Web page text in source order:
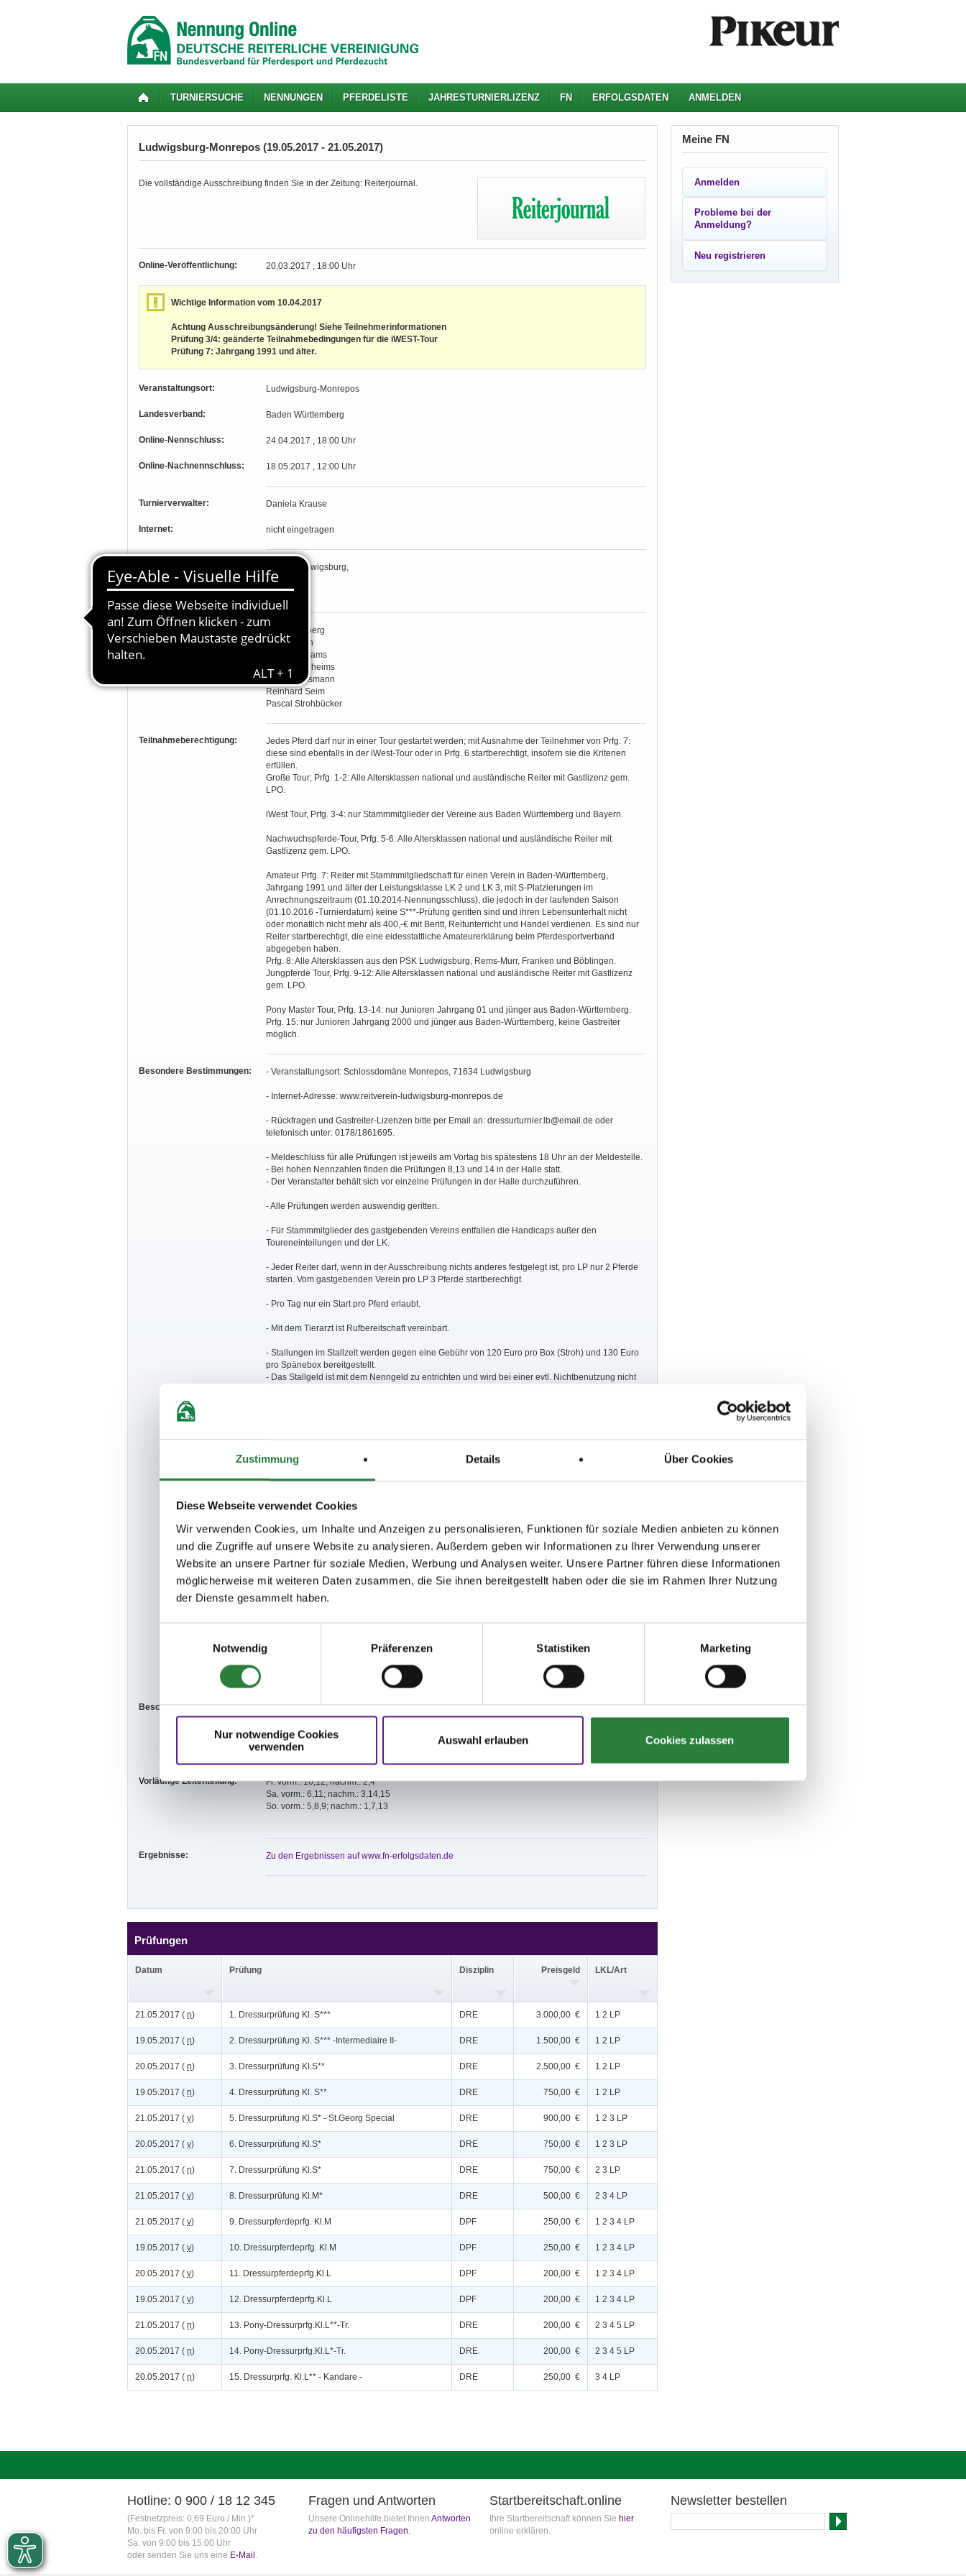
Zustimmung Details Über Cookies
Diese Webseite verwendet Cookies
Wir verwenden Cookies, um Inhalte und Anzeigen zu personalisieren, Funktionen für soziale Medien anbieten zu können
und die Zugriffe auf unsere Website zu analysieren. Außerdem geben wir Informationen zu Ihrer Verwendung unserer
Website an unsere Partner für soziale Medien, Werbung und Analysen weiter. Unsere Partner führen diese Informationen
möglicherweise mit weiteren Daten zusammen, die Sie ihnen bereitgestellt haben oder die sie im Rahmen Ihrer Nutzung
der Dienste gesammelt haben.
Notwendig
Präferenzen Statistiken Marketing
Nur notwendige Cookies
verwenden
Auswahl erlauben Cookies zulassen
TURNIERSUCHE NENNUNGEN PFERDELISTE JAHRESTURNIERLIZENZ FN ERFOLGSDATEN ANMELDEN
Ludwigsburg-Monrepos (19.05.2017 - 21.05.2017)
Die vollständige Ausschreibung finden Sie in der Zeitung: Reiterjournal.
Online-Veröffentlichung: 20.03.2017 , 18:00 Uhr
Wichtige Information vom 10.04.2017
Achtung Ausschreibungsänderung! Siehe Teilnehmerinformationen
Prüfung 3/4: geänderte Teilnahmebedingungen für die iWEST-Tour
Prüfung 7: Jahrgang 1991 und älter.
Veranstaltungsort: Ludwigsburg-Monrepos
Landesverband: Baden Württemberg
Online-Nennschluss: 24.04.2017 , 18:00 Uhr
Online-Nachnennschluss: 18.05.2017 , 12:00 Uhr
Turnierverwalter: Daniela Krause
Internet: nicht eingetragen
71634, Ludwigsburg,
Längengrad, Breitengrad -, -
Knut Danzberg
Horst Eulich
Andreas Grams
Peter Mannheims
Martin Rassmann
Reinhard Seim
Pascal Strohbücker
Teilnahmeberechtigung:
Jedes Pferd darf nur in einer Tour gestartet werden; mit Ausnahme der Teilnehmer von Prfg. 7:
diese sind ebenfalls in der iWest-Tour oder in Prfg. 6 startberechtigt, insofern sie die Kriterien
erfüllen.
Große Tour; Prfg. 1-2: Alle Altersklassen national und ausländische Reiter mit Gastlizenz gem.
LPO.
iWest Tour, Prfg. 3-4: nur Stammmitglieder der Vereine aus Baden Württemberg und Bayern.
Nachwuchspferde-Tour, Prfg. 5-6: Alle Altersklassen national und ausländische Reiter mit
Gastlizenz gem. LPO.
Amateur Prfg. 7: Reiter mit Stammmitgliedschaft für einen Verein in Baden-Württemberg,
Jahrgang 1991 und älter der Leistungsklasse LK 2 und LK 3, mit S-Platzierungen im
Anrechnungszeitraum (01.10.2014-Nennungsschluss), die jedoch in der laufenden Saison
(01.10.2016 -Turnierdatum) keine S***-Prüfung geritten sind und ihren Lebensunterhalt nicht
oder monatlich nicht mehr als 400,-€ mit Beritt, Reitunterricht und Handel verdienen. Es sind nur
Reiter startberechtigt, die eine eidesstattliche Amateurerklärung beim Pferdesportverband
abgegeben haben.
Prfg. 8: Alle Altersklassen aus den PSK Ludwigsburg, Rems-Murr, Franken und Böblingen.
Jungpferde Tour, Prfg. 9-12: Alle Altersklassen national und ausländische Reiter mit Gastlizenz
gem. LPO.
Pony Master Tour, Prfg. 13-14: nur Junioren Jahrgang 01 und jünger aus Baden-Württemberg.
Prfg. 15: nur Junioren Jahrgang 2000 und jünger aus Baden-Württemberg, keine Gastreiter
möglich.
Besondere Bestimmungen: - Veranstaltungsort: Schlossdomäne Monrepos, 71634 Ludwigsburg
- Internet-Adresse: www.reitverein-ludwigsburg-monrepos.de
- Rückfragen und Gastreiter-Lizenzen bitte per Email an: dressurturnier.lb@email.de oder
telefonisch unter: 0178/1861695.
- Meldeschluss für alle Prüfungen ist jeweils am Vortag bis spätestens 18 Uhr an der Meldestelle.
- Bei hohen Nennzahlen finden die Prüfungen 8,13 und 14 in der Halle statt.
- Der Veranstalter behält sich vor einzelne Prüfungen in der Halle durchzuführen.
- Alle Prüfungen werden auswendig geritten.
- Für Stammmitglieder des gastgebenden Vereins entfallen die Handicaps außer den
Toureneinteilungen und der LK.
- Jeder Reiter darf, wenn in der Ausschreibung nichts anderes festgelegt ist, pro LP nur 2 Pferde
starten. Vom gastgebenden Verein pro LP 3 Pferde startberechtigt.
- Pro Tag nur ein Start pro Pferd erlaubt.
- Mit dem Tierarzt ist Rufbereitschaft vereinbart.
- Stallungen im Stallzelt werden gegen eine Gebühr von 120 Euro pro Box (Stroh) und 130 Euro
pro Spänebox bereitgestellt.
- Das Stallgeld ist mit dem Nenngeld zu entrichten und wird bei einer evtl. Nichtbenutzung nicht
erhoben, diese müssen ebenfalls mit der Nennung reserviert und bezahlt werden. Ansonsten
erfolgt keine Reservierung eines Stromanschlusses.
- Hotels sind selbst zu buchen. 0 km: Schloßhotel Monrepos 07141/302543 (Sonderkonditionen
für Teilnehmer/innen, bitte anfragen); 2 km: Hotel Nestor 07141/970240 und Hotel Krauthof
07141/50880 und Hotel Rössle Freiberg 07141/27490; 3 km: Hotel Favorit 07141/90051; 7 km:
- Hunde sind auf dem gesamten Gelände an der Leine zu führen.
- Der Veranstalter haftet nicht für Unfälle von Reitern, Pferden oder Zuschauern, für Diebstahl
die Benutzung von Einrichtungen geschieht auf eigene Gefahr. Alle Besitzer und Teilnehmer sind
Beauftragten oder ihre Pferde verursacht werden.
Beschaffenheit der Plätze: Prüfungsplätze Außenplatz Sand/Textil 20x60 m, Halle Sand/Textil 20x60 m.
Vorbereitungsplätze Außenplatz Sand 40x60 m und Halle Sand/Textil 20x60 m
Vorläufige Zeitenteilung:
Fr. vorm.: 10,12; nachm.: 2,4
Sa. vorm.: 6,11; nachm.: 3,14,15
So. vorm.: 5,8,9; nachm.: 1,7,13
Ergebnisse: Zu den Ergebnissen auf www.fn-erfolgsdaten.de
Prüfungen
Datum Prüfung Disziplin Preisgeld LKL/Art
21.05.2017 ( n) 1. Dressurprüfung Kl. S*** DRE 3.000,00 € 1 2 LP
19.05.2017 ( n) 2. Dressurprüfung Kl. S*** -Intermediaire II- DRE 1.500,00 € 1 2 LP
20.05.2017 ( n) 3. Dressurprüfung Kl.S** DRE 2.500,00 € 1 2 LP
19.05.2017 ( n) 4. Dressurprüfung Kl. S** DRE 750,00 € 1 2 LP
21.05.2017 ( v) 5. Dressurprüfung Kl.S* - St.Georg Special DRE 900,00 € 1 2 3 LP
20.05.2017 ( v) 6. Dressurprüfung Kl.S* DRE 750,00 € 1 2 3 LP
21.05.2017 ( n) 7. Dressurprüfung Kl.S* DRE 750,00 € 2 3 LP
21.05.2017 ( v) 8. Dressurprüfung Kl.M* DRE 500,00 € 2 3 4 LP
21.05.2017 ( v) 9. Dressurpferdeprfg. Kl.M DPF 250,00 € 1 2 3 4 LP
19.05.2017 ( v) 10. Dressurpferdeprfg. Kl.M DPF 250,00 € 1 2 3 4 LP
20.05.2017 ( v) 11. Dressurpferdeprfg.Kl.L DPF 200,00 € 1 2 3 4 LP
19.05.2017 ( v) 12. Dressurpferdeprfg.Kl.L DPF 200,00 € 1 2 3 4 LP
21.05.2017 ( n) 13. Pony-Dressurprfg.Kl.L**-Tr. DRE 200,00 € 2 3 4 5 LP
20.05.2017 ( n) 14. Pony-Dressurprfg.Kl.L*-Tr. DRE 200,00 € 2 3 4 5 LP
20.05.2017 ( n) 15. Dressurprfg. Kl.L** - Kandare - DRE 250,00 € 3 4 LP
Meine FN
Anmelden
Probleme bei der
Anmeldung?
Neu registrieren
Hotline: 0 900 / 18 12 345
(Festnetzpreis: 0,69 Euro / Min.)*
Mo. bis Fr. von 9:00 bis 20:00 Uhr
Sa. von 9:00 bis 15:00 Uhr
oder senden Sie uns eine E-Mail .
Fragen und Antworten
Unsere Onlinehilfe bietet Ihnen Antworten
zu den häufigsten Fragen.
Startbereitschaft.online
Ihre Startbereitschaft können Sie hier
online erklären.
Newsletter bestellen